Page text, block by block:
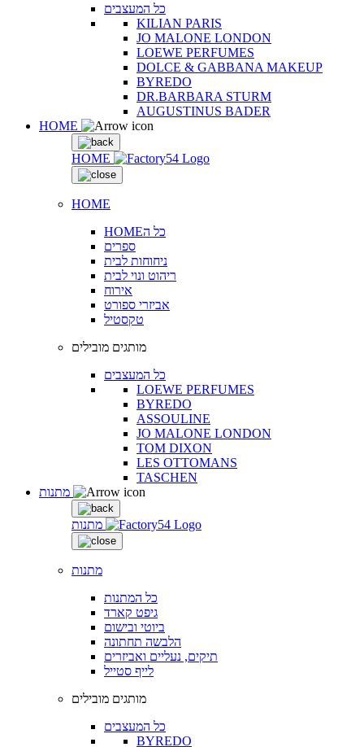
כל המעצבים
KILIAN PARIS
JO MALONE LONDON
LOEWE PERFUMES
DOLCE & GABBANA MAKEUP
BYREDO
DR.BARBARA STURM
AUGUSTINUS BADER
HOME
HOME
HOME
HOMEכל ה
ספרים
ניחוחות לבית
ריהוט ונוי לבית
אירוח
אביזרי ספורט
טקסטיל
מותגים מובילים
כל המעצבים
LOEWE PERFUMES
BYREDO
ASSOULINE
JO MALONE LONDON
TOM DIXON
LES OTTOMANS
TASCHEN
מתנות
מתנות
כל המתנות
גיפט קארד
ביוטי ובישום
הלבשה תחתונה
תיקים, נעליים ואביזרים
לייף סטייל
מותגים מובילים
כל המעצבים
BYREDO